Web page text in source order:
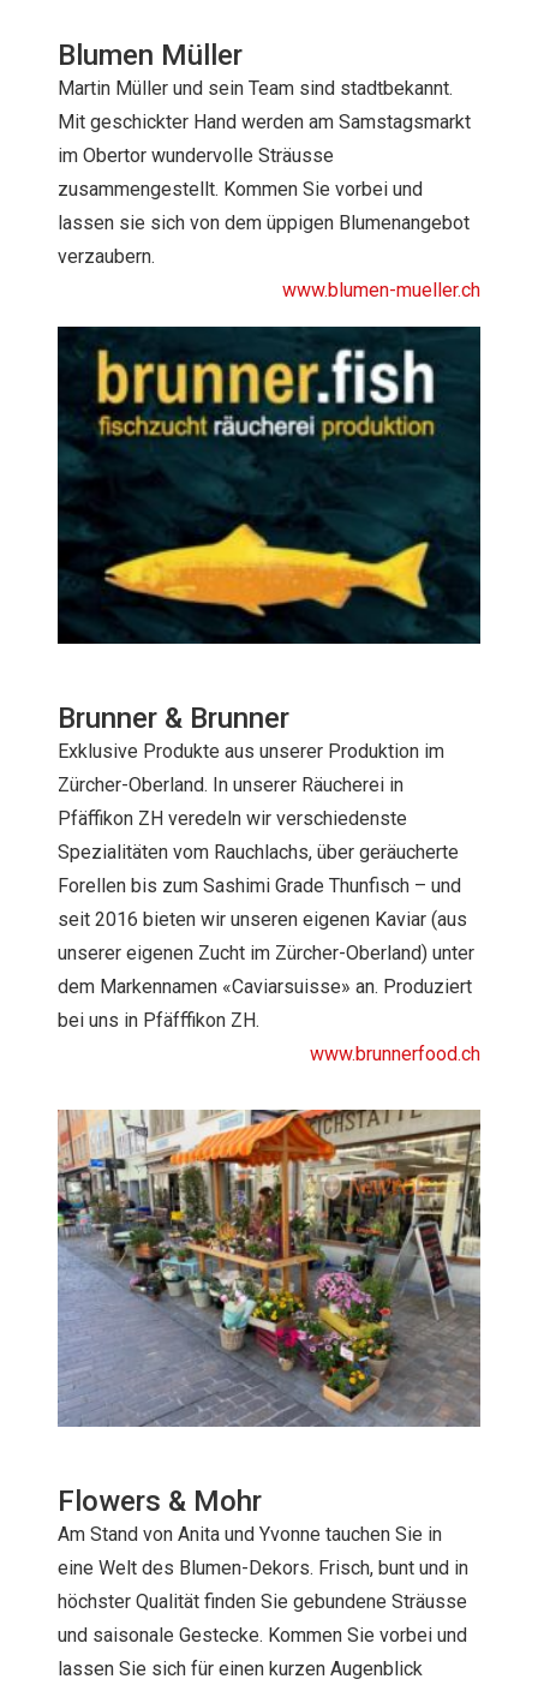
Blumen Müller
Martin Müller und sein Team sind stadtbekannt.
Mit geschickter Hand werden am Samstagsmarkt
im Obertor wundervolle Sträusse
zusammengestellt. Kommen Sie vorbei und
lassen sie sich von dem üppigen Blumenangebot
verzaubern.
www.blumen-mueller.ch
Brunner & Brunner
Exklusive Produkte aus unserer Produktion im
Zürcher-Oberland. In unserer Räucherei in
Pfäffikon ZH veredeln wir verschiedenste
Spezialitäten vom Rauchlachs, über geräucherte
Forellen bis zum Sashimi Grade Thunfisch – und
seit 2016 bieten wir unseren eigenen Kaviar (aus
unserer eigenen Zucht im Zürcher-Oberland) unter
dem Markennamen «Caviarsuisse» an. Produziert
bei uns in Pfäfffikon ZH.
www.brunnerfood.ch
Flowers & Mohr
Am Stand von Anita und Yvonne tauchen Sie in
eine Welt des Blumen-Dekors. Frisch, bunt und in
höchster Qualität finden Sie gebundene Sträusse
und saisonale Gestecke. Kommen Sie vorbei und
lassen Sie sich für einen kurzen Augenblick